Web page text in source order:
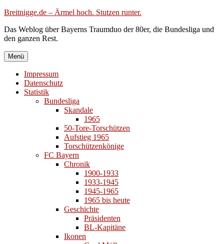
Zum
springen
Breitnigge.de – Ärmel hoch. Stutzen runter.
Das Weblog über Bayerns Traumduo der 80er, die Bundesliga und
den ganzen Rest.
Menü
Impressum
Datenschutz
Statistik
Bundesliga
Skandale
1965
50-Tore-Torschützen
Aufstieg 1965
Torschützenkönige
FC Bayern
Chronik
1900-1933
1933-1945
1945-1965
1965 bis heute
Geschichte
Präsidenten
BL-Kapitäne
Ikonen